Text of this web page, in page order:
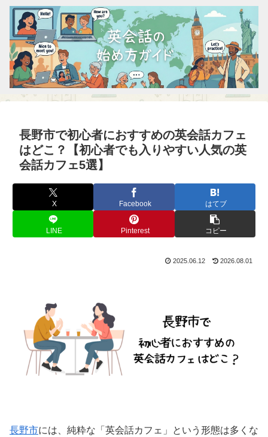
長野市で初心者におすすめの英会話カフェ
はどこ？【初心者でも入りやすい人気の英
会話カフェ5選】
X Facebook はてブ
LINE Pinterest コピー
2025.06.12 2026.08.01
長野市には、純粋な「英会話カフェ」という形態は多くな